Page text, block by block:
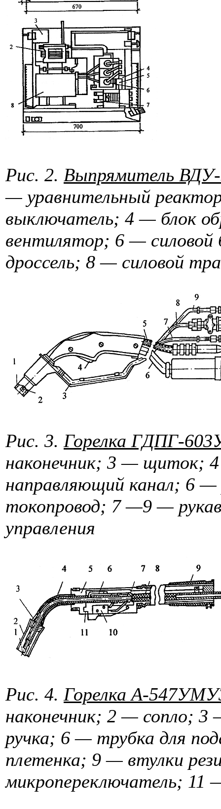
Рис. 2. Выпрямитель
— уравнительный
выключатель; 4 — блок
вентилятор; 6 —
дроссель; 8 — силовой
Рис. 3. Горелка ГДПГ-
наконечник; 3 — щиток;
направляющий канал; 6 —
токопровод; 7 —9 —
управления
Рис. 4. Горелка А-
наконечник; 2 — сопло;
ручка; 6 — трубка для
плетенка; 9 — втулки
микропереключатель;